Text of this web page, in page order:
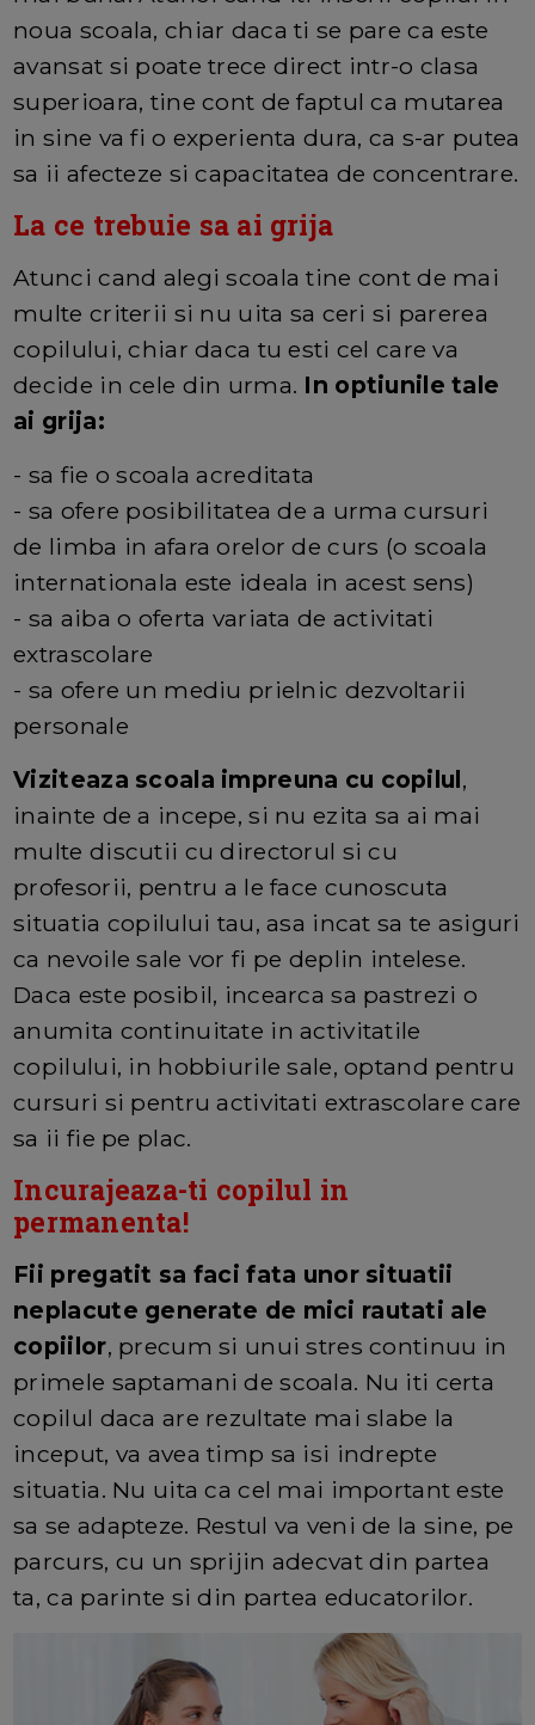
noua scoala, chiar daca ti se pare ca este
avansat si poate trece direct intr-o clasa
superioara, tine cont de faptul ca mutarea
in sine va fi o experienta dura, ca s-ar putea
sa ii afecteze si capacitatea de concentrare.
La ce trebuie sa ai grija
Atunci cand alegi scoala tine cont de mai
multe criterii si nu uita sa ceri si parerea
copilului, chiar daca tu esti cel care va
decide in cele din urma. In optiunile tale
ai grija:
- sa fie o scoala acreditata
- sa ofere posibilitatea de a urma cursuri
de limba in afara orelor de curs (o scoala
internationala este ideala in acest sens)
- sa aiba o oferta variata de activitati
extrascolare
- sa ofere un mediu prielnic dezvoltarii
personale
Viziteaza scoala impreuna cu copilul ,
inainte de a incepe, si nu ezita sa ai mai
multe discutii cu directorul si cu
profesorii, pentru a le face cunoscuta
situatia copilului tau, asa incat sa te asiguri
ca nevoile sale vor fi pe deplin intelese.
Daca este posibil, incearca sa pastrezi o
anumita continuitate in activitatile
copilului, in hobbiurile sale, optand pentru
cursuri si pentru activitati extrascolare care
sa ii fie pe plac.
Incurajeaza-ti copilul in
permanenta!
Fii pregatit sa faci fata unor situatii
neplacute generate de mici rautati ale
copiilor, precum si unui stres continuu in
primele saptamani de scoala. Nu iti certa
copilul daca are rezultate mai slabe la
inceput, va avea timp sa isi indrepte
situatia. Nu uita ca cel mai important este
sa se adapteze. Restul va veni de la sine, pe
parcurs, cu un sprijin adecvat din partea
ta, ca parinte si din partea educatorilor.